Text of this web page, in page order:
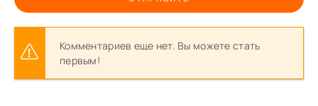
Комментариев еще нет. Вы можете стать
первым!